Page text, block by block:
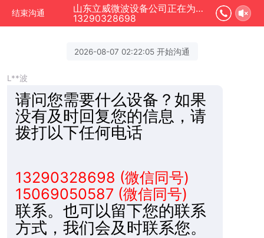
结束沟通
山东立威微波设备公司正在为您服务
13290328698
2026-08-07 02:22:05 开始沟通
L**波
请问您需要什么设备？ 如果
没有及时回复您的信息，请
拨打以下任何电话
13290328698 (微信同号)
15069050587 (微信同号)
联系。也可以留下您的联系
方式，我们会及时联系您。